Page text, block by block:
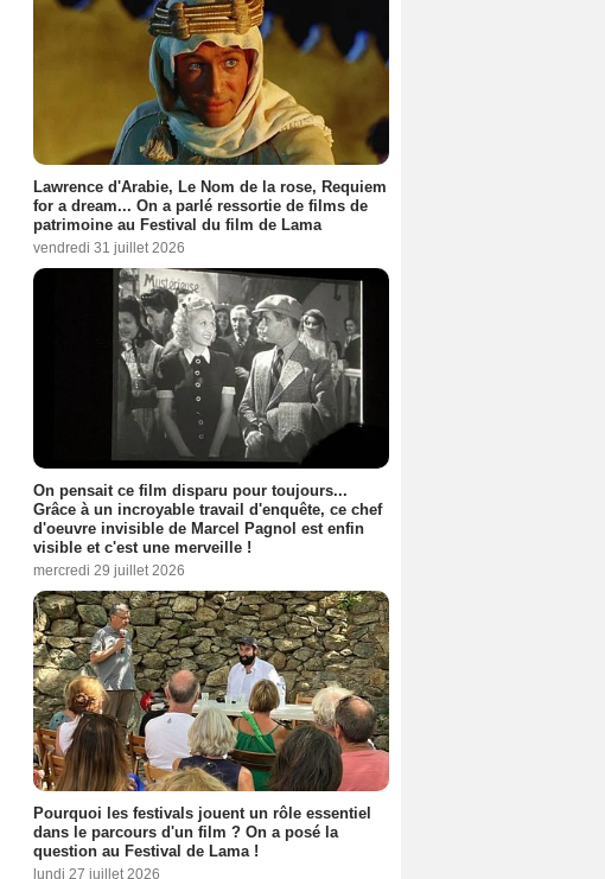
Lawrence d'Arabie, Le Nom de la rose, Requiem
for a dream... On a parlé ressortie de films de
patrimoine au Festival du film de Lama
vendredi 31 juillet 2026
On pensait ce film disparu pour toujours...
Grâce à un incroyable travail d'enquête, ce chef
d'oeuvre invisible de Marcel Pagnol est enfin
visible et c'est une merveille !
mercredi 29 juillet 2026
Pourquoi les festivals jouent un rôle essentiel
dans le parcours d'un film ? On a posé la
question au Festival de Lama !
lundi 27 juillet 2026